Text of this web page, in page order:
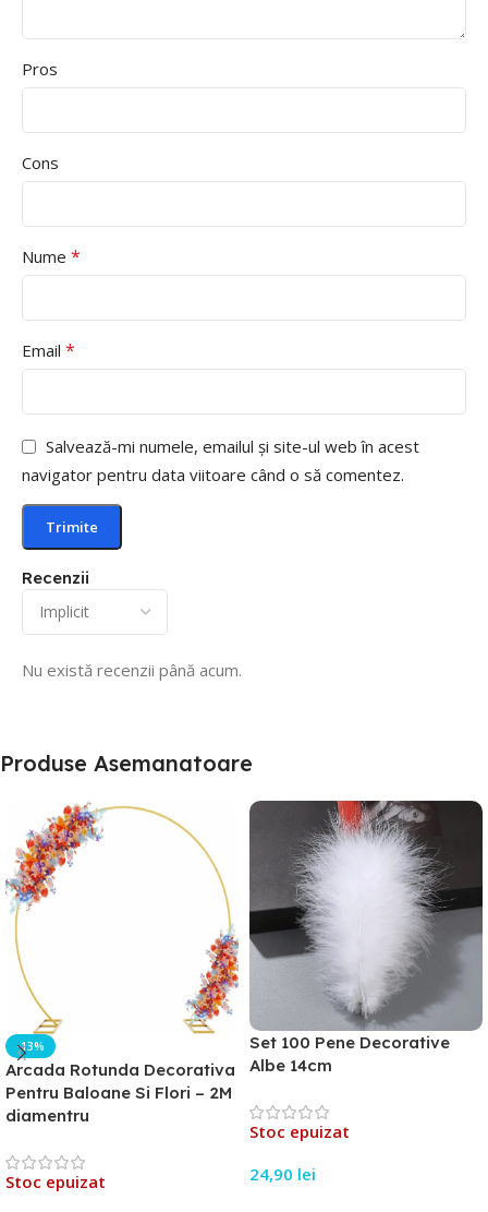
Recenzii
Nu există recenzii până acum.
Pros
Cons
Nume *
Email *
Salvează-mi numele, emailul și site-ul web în acest
navigator pentru data viitoare când o să comentez.
Produse Asemanatoare
-13%
Arcada Rotunda Decorativa
Pentru Baloane Si Flori – 2M
diamentru
Stoc epuizat
Set 100 Pene Decorative
Albe 14cm
Stoc epuizat
24,90 lei